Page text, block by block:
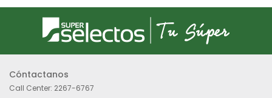
Cóntactanos
Call Center: 2267-6767